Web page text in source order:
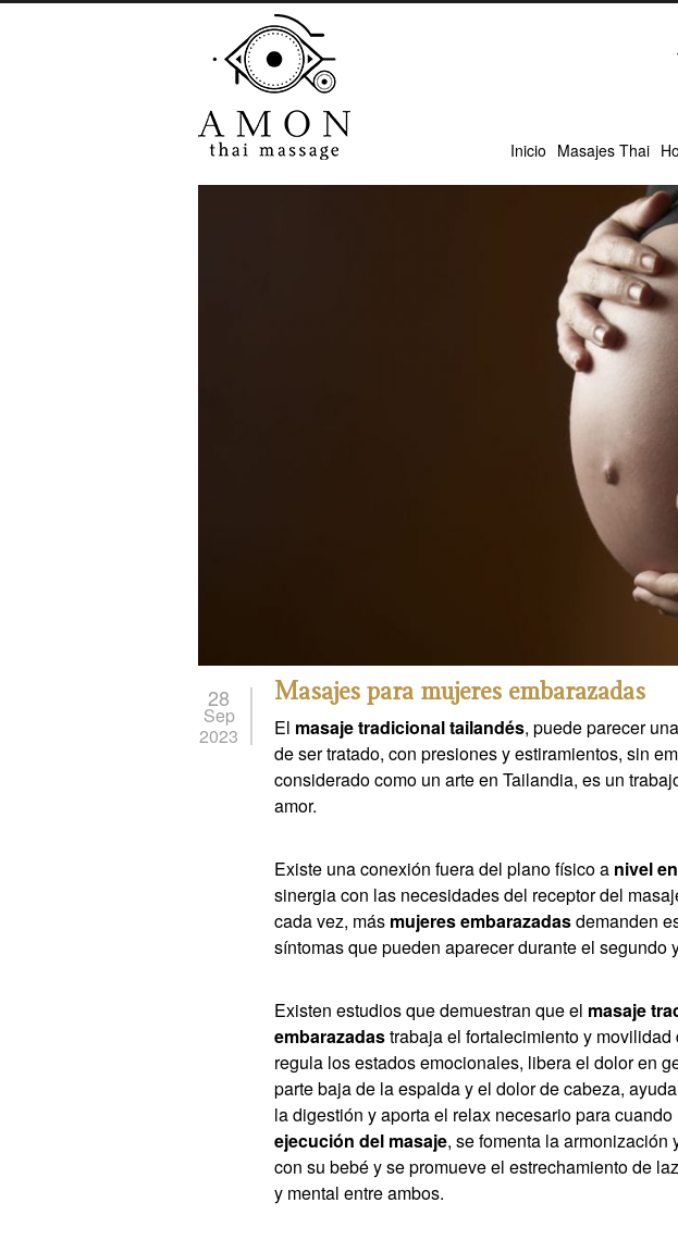
Inicio Masajes Thai
28
Sep
2023
Masajes para mujeres embarazadas
El masaje tradicional tailandés, puede parecer
de ser tratado, con presiones y estiramientos, sin
considerado como un arte en Tailandia, es un
amor.
Existe una conexión fuera del plano físico a nivel
sinergia con las necesidades del receptor del
cada vez, más mujeres embarazadasdemanden
síntomas que pueden aparecer durante el segundo
Existen estudios que demuestran que el masaje
embarazadastrabaja el fortalecimiento y
regula los estados emocionales, libera el dolor en
parte baja de la espalda y el dolor de cabeza,
la digestión y aporta el relax necesario para
ejecución del masaje, se fomenta la
con su bebé y se promueve el estrechamiento de
y mental entre ambos.